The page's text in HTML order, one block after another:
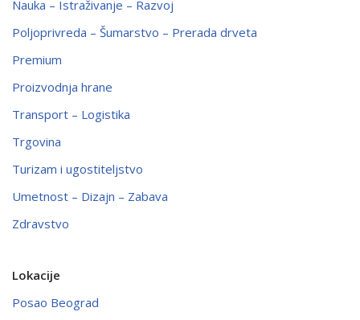
Nauka – Istraživanje – Razvoj
Poljoprivreda – Šumarstvo – Prerada drveta
Premium
Proizvodnja hrane
Transport – Logistika
Trgovina
Turizam i ugostiteljstvo
Umetnost – Dizajn – Zabava
Zdravstvo
Lokacije
Posao Beograd